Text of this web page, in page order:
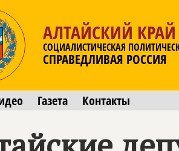
АЛТАЙСКИЙ КРАЙ
СОЦИАЛИСТИЧЕСКАЯ
СПРАВЕДЛИВАЯ РОССИЯ
Газета Контакты